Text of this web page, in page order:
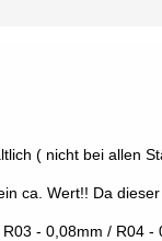
( nicht bei allen
ca. Wert!! Da
- 0,08mm / R04